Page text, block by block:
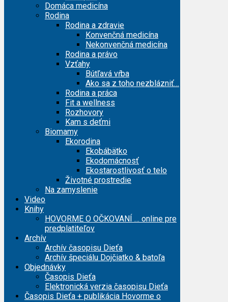
Domáca medicína
Rodina
Rodina a zdravie
Konvenčná medicína
Nekonvenčná medicína
Rodina a právo
Vzťahy
Bútľavá vŕba
Ako sa z toho nezblázniť…
Rodina a práca
Fit a wellness
Rozhovory
Kam s deťmi
Biomamy
Ekorodina
Ekobábätko
Ekodomácnosť
Ekostarostlivosť o telo
Životné prostredie
Na zamyslenie
Video
Knihy
HOVORME O OČKOVANÍ … online pre
predplatiteľov
Archív
Archív časopisu Dieťa
Archív špeciálu Dojčiatko & batoľa
Objednávky
Časopis Dieťa
Elektronická verzia časopisu Dieťa
Časopis Dieťa + publikácia Hovorme o